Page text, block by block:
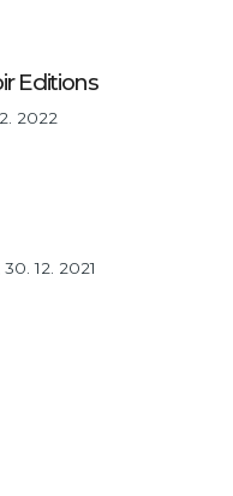
Editions
2022
12. 2021